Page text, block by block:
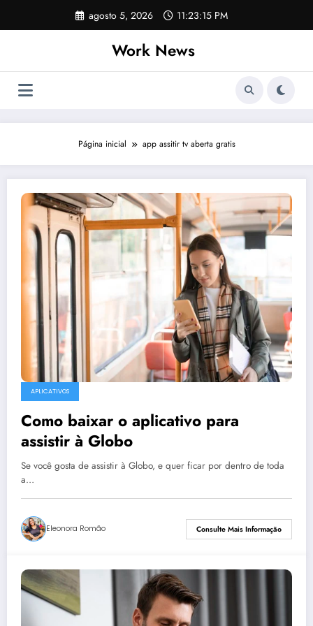
o
agosto 5, 2026 11:23:15 PM
Work News
Página inicial app assitir tv aberta gratis
APLICATIVOS
Como baixar o aplicativo para
assistir à Globo
Se você gosta de assistir à Globo, e quer ficar por dentro de toda
a…
Eleonora Romão Consulte Mais Informação